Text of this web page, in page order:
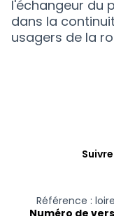
l'échangeur du
dans la
usagers de la
Suivre
Référence :
Numéro de